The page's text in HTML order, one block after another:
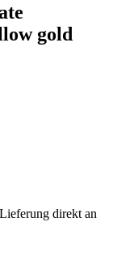
gold
direkt an